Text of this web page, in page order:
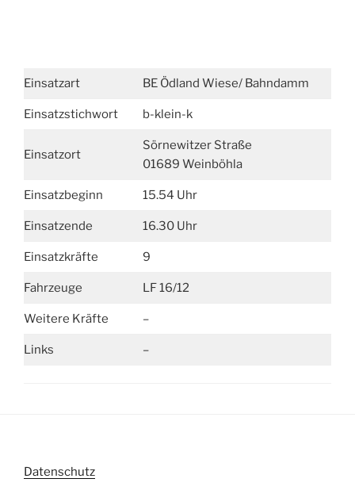
Einsatzart BE Ödland Wiese/ Bahndamm
Einsatzstichwort b-klein-k
Einsatzort
Sörnewitzer Straße
01689 Weinböhla
Einsatzbeginn 15.54 Uhr
Einsatzende 16.30 Uhr
Einsatzkräfte 9
Fahrzeuge LF 16/12
Weitere Kräfte –
Links –
Datenschutz